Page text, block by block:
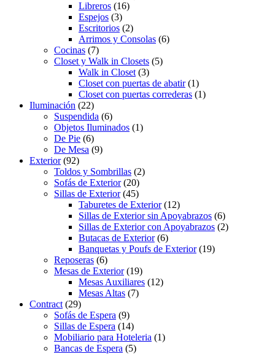
Libreros (16)
Espejos (3)
Escritorios (2)
Arrimos y Consolas (6)
Cocinas (7)
Closet y Walk in Closets (5)
Walk in Closet (3)
Closet con puertas de abatir(1)
Closet con puertas correderas (1)
Iluminación (22)
Suspendida (6)
Objetos Iluminados (1)
De Pie (6)
De Mesa (9)
Exterior(92)
Toldos y Sombrillas (2)
Sofás de Exterior(20)
Sillas de Exterior(45)
Taburetes de Exterior(12)
Sillas de Exterior sin Apoyabrazos (6)
Sillas de Exterior con Apoyabrazos (2)
Butacas de Exterior(6)
Banquetas y Poufs de Exterior(19)
Reposeras (6)
Mesas de Exterior(19)
Mesas Auxiliares (12)
Mesas Altas (7)
Contract (29)
Sofás de Espera (9)
Sillas de Espera (14)
Mobiliario para Hoteleria (1)
Bancas de Espera (5)